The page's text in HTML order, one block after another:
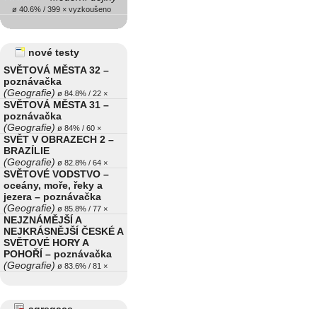
ø 40.6% / 399 × vyzkoušeno
nové testy
SVĚTOVÁ MĚSTA 32 –
poznávačka
(Geografie) ø 84.8% / 22 ×
SVĚTOVÁ MĚSTA 31 –
poznávačka
(Geografie) ø 84% / 60 ×
SVĚT V OBRAZECH 2 –
BRAZÍLIE
(Geografie) ø 82.8% / 64 ×
SVĚTOVÉ VODSTVO –
oceány, moře, řeky a
jezera – poznávačka
(Geografie) ø 85.8% / 77 ×
NEJZNÁMĚJŠÍ A
NEJKRÁSNĚJŠÍ ČESKÉ A
SVĚTOVÉ HORY A
POHOŘÍ – poznávačka
(Geografie) ø 83.6% / 81 ×